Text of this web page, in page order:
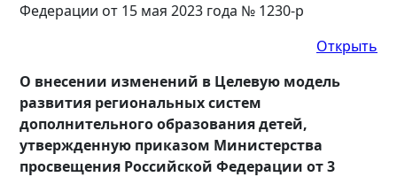
Федерации от 15 мая 2023 года № 1230-р
Открыть
О внесении изменений в Целевую модель
развития региональных систем
дополнительного образования детей,
утвержденную приказом Министерства
просвещения Российской Федерации от 3